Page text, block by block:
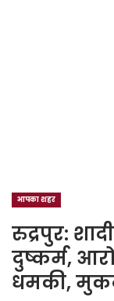
आपका शहर
रुद्रपुर:
दुष्कर्म,
धमकी,